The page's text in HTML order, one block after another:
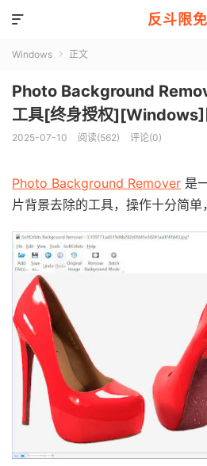
反斗限免

Windows  正文
Photo Background
工具[终身授权
2025-07-10 阅读(562) 评论(0)
Photo Background Remover 是
片背景去除的工具，操作十分简单